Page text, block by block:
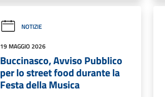
NOTIZIE
19 MAGGIO 2026
Buccinasco, Avviso Pubblico
per lo street food durante la
Festa della Musica